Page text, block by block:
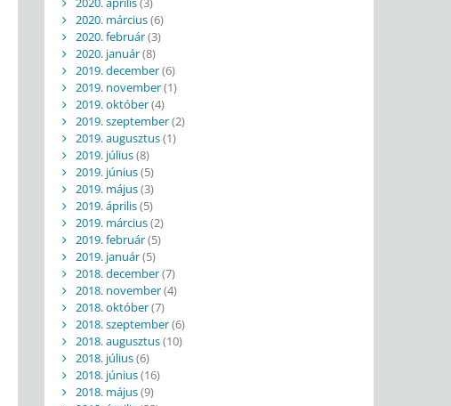
2020. március(6)
2020. február(3)
2020. január(8)
2019. december(6)
2019. november(1)
2019. október(4)
2019. szeptember(2)
2019. augusztus(1)
2019. július(8)
2019. június(5)
2019. május(3)
2019. április(5)
2019. március(2)
2019. február(5)
2019. január(5)
2018. december(7)
2018. november(4)
2018. október(7)
2018. szeptember(6)
2018. augusztus(10)
2018. július(6)
2018. június(16)
2018. május(9)